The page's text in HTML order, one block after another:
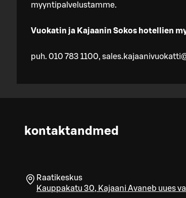
myyntipalvelustamme.
Vuokatin ja Kajaanin Sokos hotellien
puh. 010 783 1100,
kontaktandmed
Raatikeskus
Kauppakatu 30, Kajaani Avaneb uues